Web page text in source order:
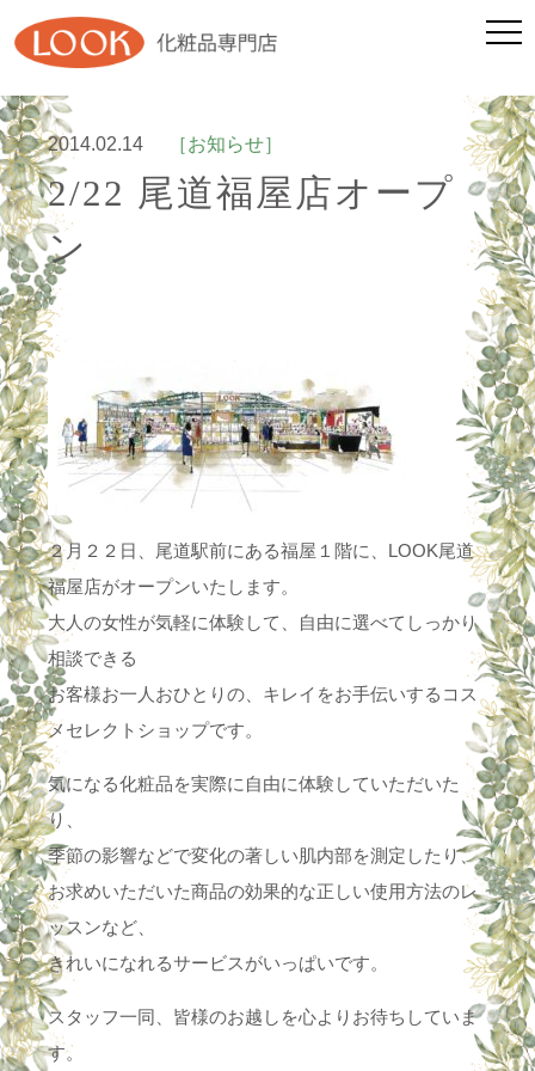
2014.02.14 ［お知らせ］
2/22 尾道福屋店オープ
ン
２月２２日、尾道駅前にある福屋１階に、LOOK尾道
福屋店がオープンいたします。
大人の女性が気軽に体験して、自由に選べてしっかり
相談できる
お客様お一人おひとりの、キレイをお手伝いするコス
メセレクトショップです。
気になる化粧品を実際に自由に体験していただいた
り、
季節の影響などで変化の著しい肌内部を測定したり、
お求めいただいた商品の効果的な正しい使用方法のレ
ッスンなど、
きれいになれるサービスがいっぱいです。
スタッフ一同、皆様のお越しを心よりお待ちしていま
す。